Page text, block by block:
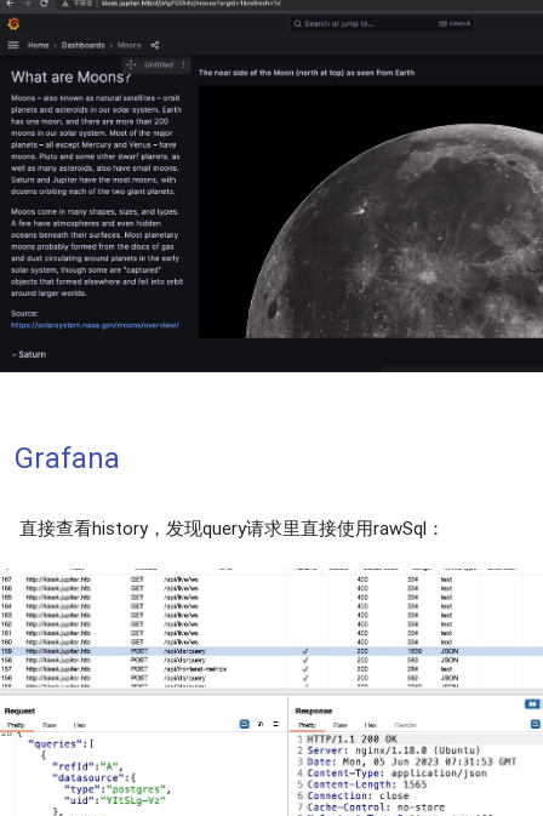
Grafana
直接查看history，发现query请求里直接使用rawSql：